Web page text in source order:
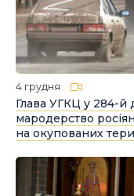
4 грудня
Глава УГКЦ у 284-й
мародерство
на окупованих